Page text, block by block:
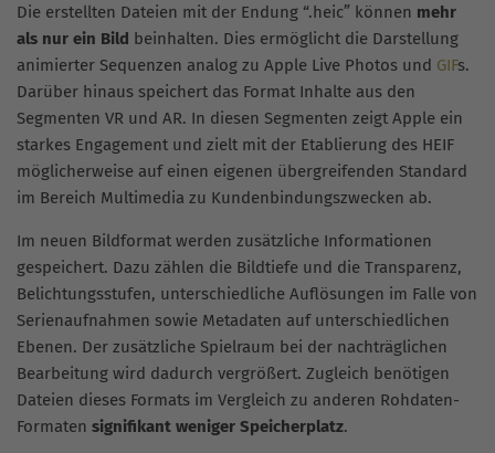
Die erstellten Dateien mit der Endung “.heic” können mehr
als nur ein Bild beinhalten. Dies ermöglicht die Darstellung
animierter Sequenzen analog zu Apple Live Photos und GIFs.
Darüber hinaus speichert das Format Inhalte aus den
Segmenten VR und AR. In diesen Segmenten zeigt Apple ein
starkes Engagement und zielt mit der Etablierung des HEIF
möglicherweise auf einen eigenen übergreifenden Standard
im Bereich Multimedia zu Kundenbindungszwecken ab.
Im neuen Bildformat werden zusätzliche Informationen
gespeichert. Dazu zählen die Bildtiefe und die Transparenz,
Belichtungsstufen, unterschiedliche Auflösungen im Falle von
Serienaufnahmen sowie Metadaten auf unterschiedlichen
Ebenen. Der zusätzliche Spielraum bei der nachträglichen
Bearbeitung wird dadurch vergrößert. Zugleich benötigen
Dateien dieses Formats im Vergleich zu anderen Rohdaten-
Formaten signifikant weniger Speicherplatz.